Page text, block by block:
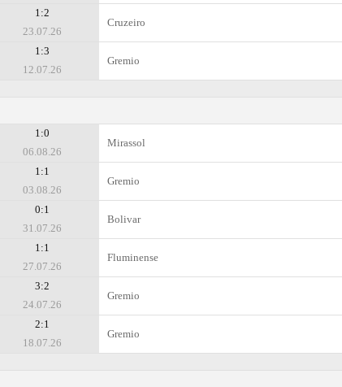
1:2
23.07.26
Cruzeiro
1:3
12.07.26
Gremio
1:0
06.08.26
Mirassol
1:1
03.08.26
Gremio
0:1
31.07.26
Bolivar
1:1
27.07.26
Fluminense
3:2
24.07.26
Gremio
2:1
18.07.26
Gremio